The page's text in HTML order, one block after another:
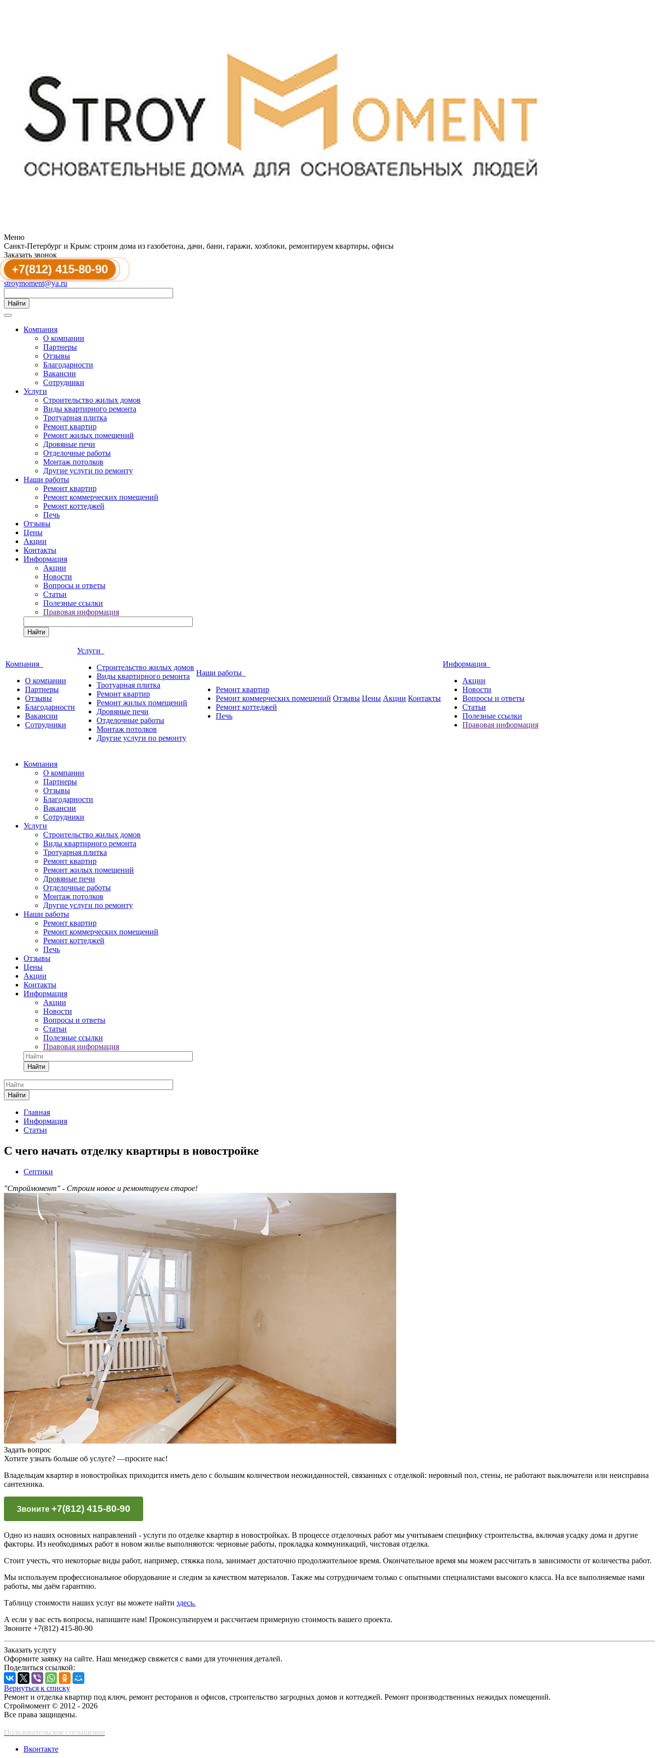
Меню
Санкт-Петербург и Крым: строим дома из газобетона, дачи, бани, гаражи, хозблоки, ремонтируем квартиры, офисы
Заказать звонок
+7(812) 415-80-90
stroymoment@ya.ru
Найти
Компания
О компании
Партнеры
Отзывы
Благодарности
Вакансии
Сотрудники
Услуги
Строительство жилых домов
Виды квартирного ремонта
Тротуарная плитка
Ремонт квартир
Ремонт жилых помещений
Дровяные печи
Отделочные работы
Монтаж потолков
Другие услуги по ремонту
Наши работы
Ремонт квартир
Ремонт коммерческих помещений
Ремонт коттеджей
Печь
Отзывы
Цены
Акции
Контакты
Информация
Акции
Новости
Вопросы и ответы
Статьи
Полезные ссылки
Правовая информация
Найти
Компания
О компании
Партнеры
Отзывы
Благодарности
Вакансии
Сотрудники
Услуги
Строительство жилых домов
Виды квартирного ремонта
Тротуарная плитка
Ремонт квартир
Ремонт жилых помещений
Дровяные печи
Отделочные работы
Монтаж потолков
Другие услуги по ремонту
Наши работы
Ремонт квартир
Ремонт коммерческих помещений
Ремонт коттеджей
Печь
Отзывы Цены Акции Контакты
Информация
Акции
Новости
Вопросы и ответы
Статьи
Полезные ссылки
Правовая информация
Компания
О компании
Партнеры
Отзывы
Благодарности
Вакансии
Сотрудники
Услуги
Строительство жилых домов
Виды квартирного ремонта
Тротуарная плитка
Ремонт квартир
Ремонт жилых помещений
Дровяные печи
Отделочные работы
Монтаж потолков
Другие услуги по ремонту
Наши работы
Ремонт квартир
Ремонт коммерческих помещений
Ремонт коттеджей
Печь
Отзывы
Цены
Акции
Контакты
Информация
Акции
Новости
Вопросы и ответы
Статьи
Полезные ссылки
Правовая информация
Найти
Найти
Главная
Информация
Статьи
С чего начать отделку квартиры в новостройке
Септики
"Строймомент" - Строим новое и ремонтируем старое!
Задать вопрос
Хотите узнать больше об услуге? —просите нас!
Владельцам квартир в новостройках приходится иметь дело с большим количеством неожиданностей, связанных с отделкой: неровный пол, стены, не работают выключатели или неисправна
сантехника.
Звоните +7(812) 415-80-90
Одно из наших основных направлений - услуги по отделке квартир в новостройках. В процессе отделочных работ мы учитываем специфику строительства, включая усадку дома и другие
факторы. Из необходимых работ в новом жилье выполняются: черновые работы, прокладка коммуникаций, чистовая отделка.
Стоит учесть, что некоторые виды работ, например, стяжка пола, занимает достаточно продолжительное время. Окончательное время мы можем рассчитать в зависимости от количества работ.
Мы используем профессиональное оборудование и следим за качеством материалов. Также мы сотрудничаем только с опытными специалистами высокого класса. На все выполняемые нами
работы, мы даём гарантию.
Таблицу стоимости наших услуг вы можете найти здесь.
А если у вас есть вопросы, напишите нам! Проконсультируем и рассчитаем примерную стоимость вашего проекта.
Звоните +7(812) 415-80-90
Заказать услугу
Оформите заявку на сайте. Наш менеджер свяжется с вами для уточнения деталей.
Поделиться ссылкой:
Вернуться к списку
Ремонт и отделка квартир под ключ, ремонт ресторанов и офисов, строительство загродных домов и коттеджей. Ремонт производственных нежидых помещений.
Строймомент © 2012 - 2026
Все права защищены.
Пользовательское соглашение
Вконтакте